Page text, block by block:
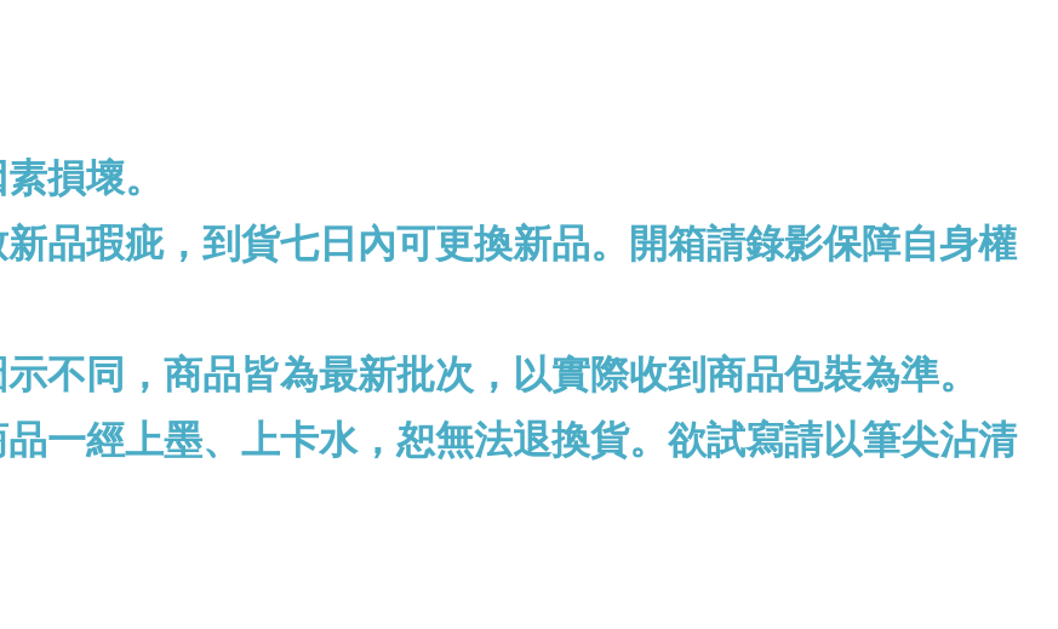
損壞。
品瑕疵，到貨七日內可更換新品。開箱請錄影保障自身權
不同，商品皆為最新批次，以實際收到商品包裝為準。
一經上墨、上卡水，恕無法退換貨。欲試寫請以筆尖沾清